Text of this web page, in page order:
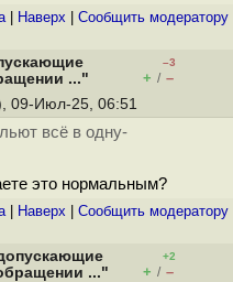
| Наверх Cообщить модератору
..."
–3
+ / –
09-Июл-25, 06:51
всё в одну-
это нормальным?
| Наверх Cообщить модератору
..."
+2
+ / –